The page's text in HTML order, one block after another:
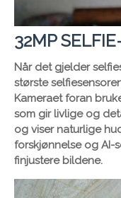
32MP
Når det gjelder
største
Kameraet foran
som gir livlige og
og viser naturlige
forskjønnelse og AI-
finjustere bildene.